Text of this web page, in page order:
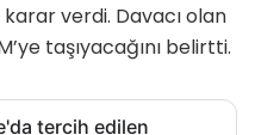
verdi. Davacı olan
taşıyacağını belirtti.
tercih edilen